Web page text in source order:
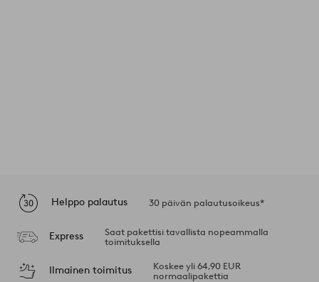
Helppo palautus 30 päivän palautusoikeus*
Express
Saat pakettisi tavallista nopeammalla
toimituksella
Ilmainen toimitus
Koskee yli 64,90 EUR
normaalipakettia